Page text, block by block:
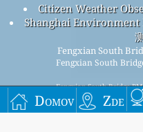
Domov Zde
Citizen Weather
Shanghai Environment
Fengxian South
Fengxian South
Fengxian South Bridge PM
59 - Fengxian South
particulate matter)) AQI